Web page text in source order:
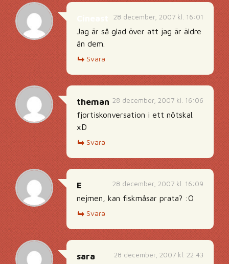
28 december, 2007 kl. 16:01
Jag är så glad över att jag är äldre
än dem.
Svara
28 december, 2007 kl. 16:06
theman
fjortiskonversation i ett nötskal.
xD
Svara
28 december, 2007 kl. 16:09
E
nejmen, kan fiskmåsar prata? :O
Svara
28 december, 2007 kl. 22:43
sara